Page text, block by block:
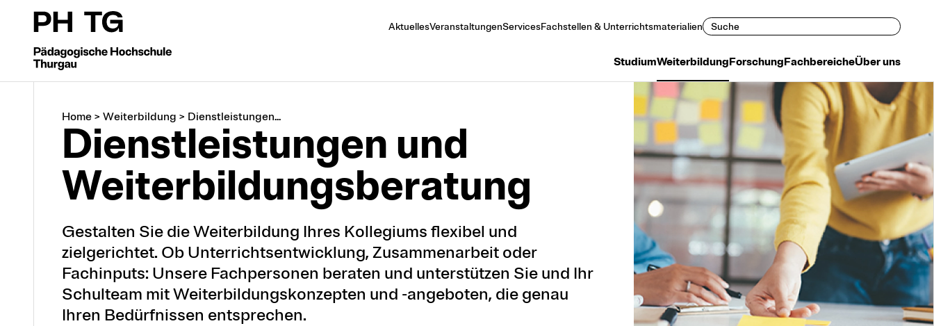
StudiumWeiterbildungForschungFachbereicheÜber uns
AktuellesVeranstaltungenServicesFachstellen & Unterrichtsmaterialien Suchen
Home > Weiterbildung > Dienstleistungen...
Dienst­leistungen und
Weiter­bildungs­beratung
Gestalten Sie die Weiterbildung Ihres Kollegiums flexibel und
zielgerichtet. Ob Unterrichtsentwicklung, Zusammenarbeit oder
Fachinputs: Unsere Fachpersonen beraten und unterstützen Sie und Ihr
Schulteam mit Weiterbildungskonzepten und -angeboten, die genau
Ihren Bedürfnissen entsprechen.